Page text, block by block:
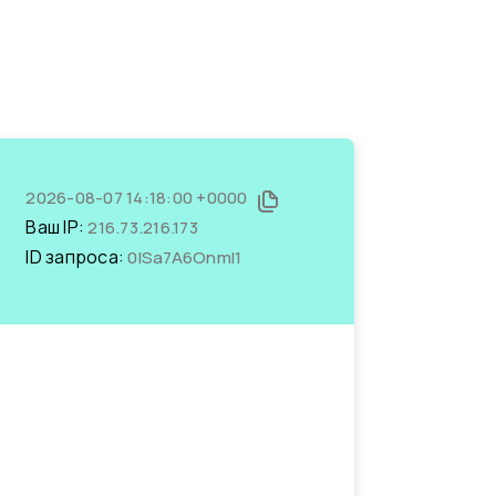
2026-08-07 14:18:00 +0000
Ваш IP:216.73.216.173
ID запроса:0ISa7A6OnmI1